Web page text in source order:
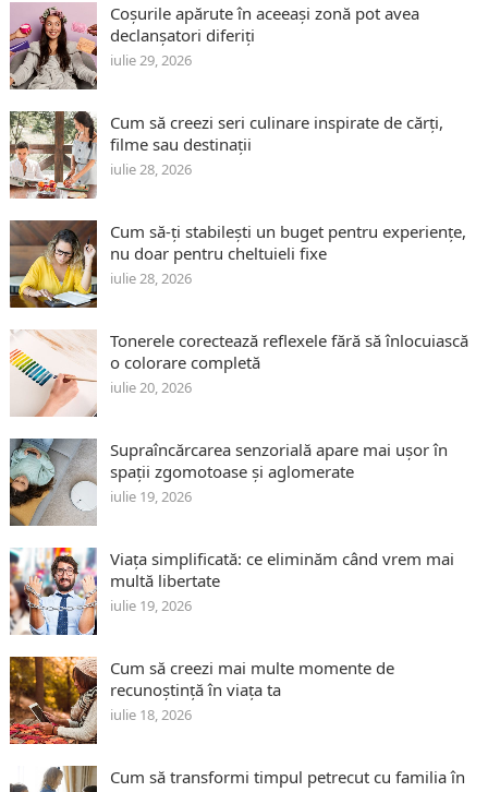
Coșurile apărute în aceeași zonă pot avea
declanșatori diferiți
iulie 29, 2026
Cum să creezi seri culinare inspirate de cărți,
filme sau destinații
iulie 28, 2026
Cum să-ți stabilești un buget pentru experiențe,
nu doar pentru cheltuieli fixe
iulie 28, 2026
Tonerele corectează reflexele fără să înlocuiască
o colorare completă
iulie 20, 2026
Supraîncărcarea senzorială apare mai ușor în
spații zgomotoase și aglomerate
iulie 19, 2026
Viața simplificată: ce eliminăm când vrem mai
multă libertate
iulie 19, 2026
Cum să creezi mai multe momente de
recunoștință în viața ta
iulie 18, 2026
Cum să transformi timpul petrecut cu familia în